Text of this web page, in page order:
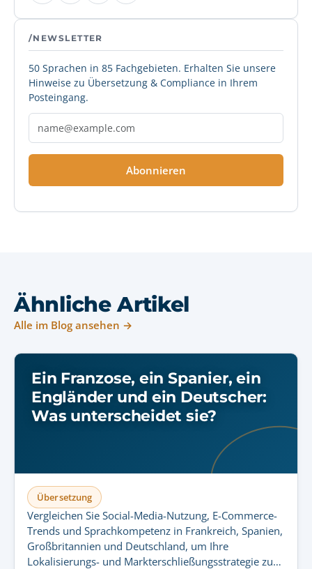
/NEWSLETTER
50 Sprachen in 85 Fachgebieten. Erhalten Sie unsere
Hinweise zu Übersetzung & Compliance in Ihrem
Posteingang.
Abonnieren
Ähnliche Artikel
Alle im Blog ansehen →
Ein Franzose, ein Spanier, ein
Engländer und ein Deutscher:
Was unterscheidet sie?
Übersetzung
Vergleichen Sie Social-Media-Nutzung, E-Commerce-
Trends und Sprachkompetenz in Frankreich, Spanien,
Großbritannien und Deutschland, um Ihre
Lokalisierungs- und Markterschließungsstrategie zu